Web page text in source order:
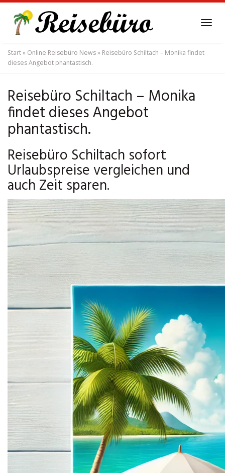
main
content
Start» Online Reisebüro News» Reisebüro Schiltach – Monika findet
dieses Angebot phantastisch.
Reisebüro Schiltach – Monika
findet dieses Angebot
phantastisch.
Reisebüro Schiltach sofort
Urlaubspreise vergleichen und
auch Zeit sparen.